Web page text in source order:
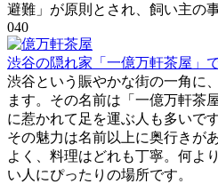
避難」が原則とされ、飼い主の
040
渋谷の隠れ家「一億万軒茶屋」
渋谷という賑やかな街の一角に
ます。その名前は「一億万軒茶
に惹かれて足を運ぶ人も多いで
その魅力は名前以上に奥行きが
よく、料理はどれも丁寧。何よ
い人にぴったりの場所です。